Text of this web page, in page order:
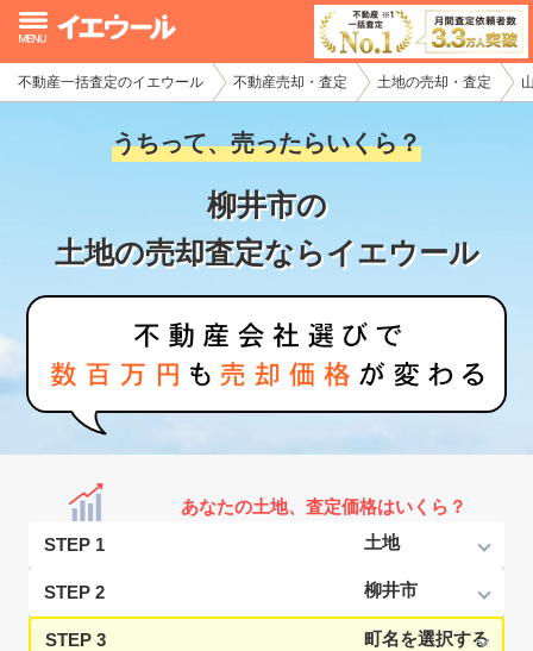
不動産一括査定のイエウール 不動産売却・査定 土地の売却・査定
うちって、売ったらいくら？
柳井市の
土地の売却査定ならイエウール
あなたの土地、査定価格はいくら？
STEP 1
STEP 2
STEP 3
イエウール加盟希望の不動産会社様
初めての方へ
不動産の売却・一括査定
家査定シミュレーター
お問い合わせ